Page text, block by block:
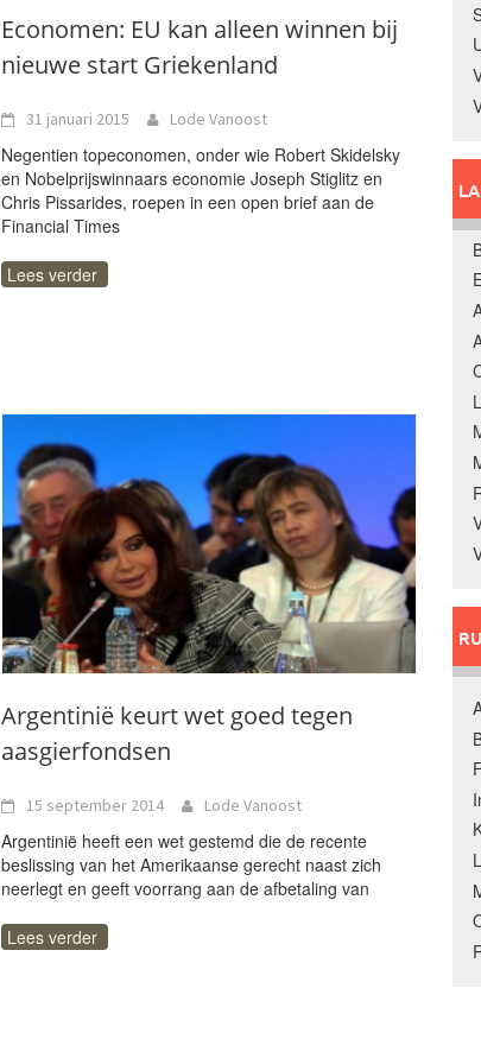
Economen: EU kan alleen winnen bij
nieuwe start Griekenland
31 januari 2015 Lode Vanoost
Negentien topeconomen, onder wie Robert Skidelsky
en Nobelprijswinnaars economie Joseph Stiglitz en
Chris Pissarides, roepen in een open brief aan de
Financial Times
Lees verder
Argentinië keurt wet goed tegen
aasgierfondsen
15 september 2014 Lode Vanoost
Argentinië heeft een wet gestemd die de recente
beslissing van het Amerikaanse gerecht naast zich
neerlegt en geeft voorrang aan de afbetaling van
Lees verder